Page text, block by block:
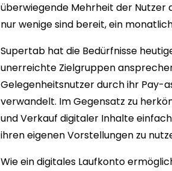
überwiegende Mehrheit der
nur wenige sind bereit, ein
Supertab hat die Bedürfnisse
unerreichte Zielgruppen
Gelegenheitsnutzer durch ihr Pay-
verwandelt. Im Gegensatz zu
und Verkauf digitaler Inhalte
ihren eigenen Vorstellungen zu
Wie ein digitales Laufkonto